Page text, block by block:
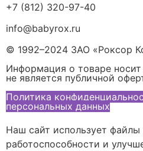
+7 (812) 320-97-40
info@babyrox.ru
© 1992–2024 ЗАО «Роксор
Информация о товаре
не является публичной
Политика
персональных данных
Наш сайт использует файлы
работоспособности и